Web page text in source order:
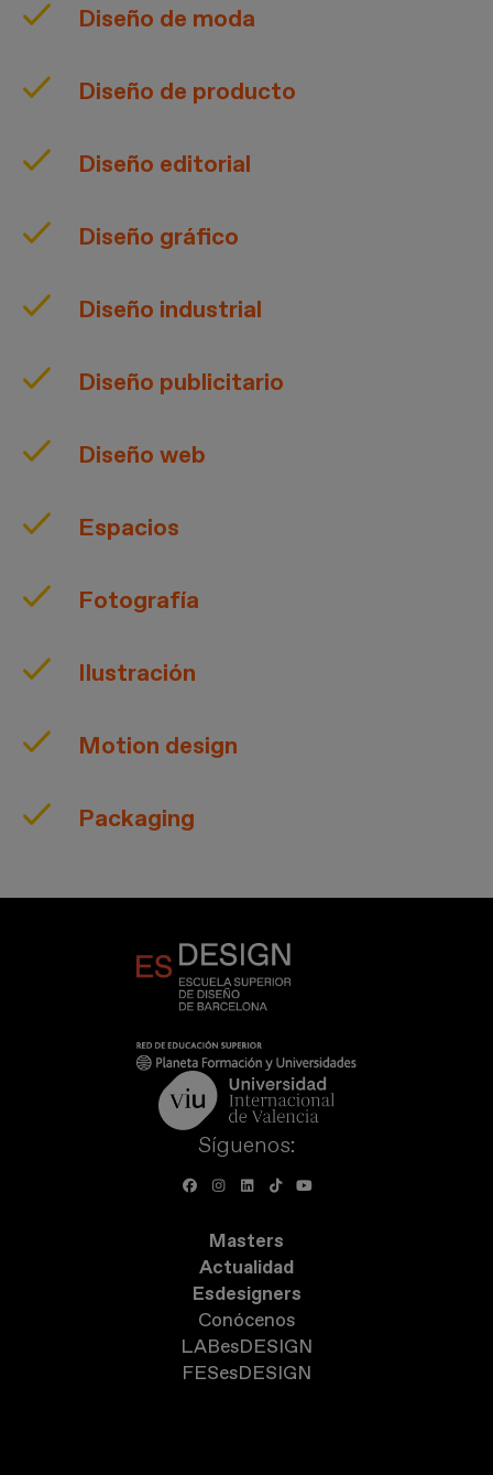
Diseño de moda
Diseño de producto
Diseño editorial
Diseño gráfico
Diseño industrial
Diseño publicitario
Diseño web
Espacios
Fotografía
Ilustración
Motion design
Packaging
Síguenos:
Masters
Actualidad
Esdesigners
Conócenos
LABesDESIGN
FESesDESIGN